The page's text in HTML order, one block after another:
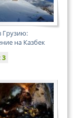
Грузию:
на Казбек
3